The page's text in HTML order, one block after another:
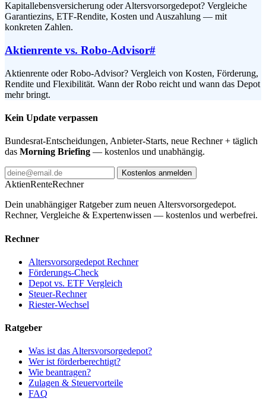
Kapitallebensversicherung oder Altersvorsorgedepot? Vergleiche
Garantiezins, ETF-Rendite, Kosten und Auszahlung — mit
konkreten Zahlen.
Aktienrente vs. Robo-Advisor#
Aktienrente oder Robo-Advisor? Vergleich von Kosten, Förderung,
Rendite und Flexibilität. Wann der Robo reicht und wann das Depot
mehr bringt.
Kein Update verpassen
Bundesrat-Entscheidungen, Anbieter-Starts, neue Rechner + täglich
das Morning Briefing — kostenlos und unabhängig.
Kostenlos anmelden
AktienRenteRechner
Dein unabhängiger Ratgeber zum neuen Altersvorsorgedepot.
Rechner, Vergleiche & Expertenwissen — kostenlos und werbefrei.
Rechner
Altersvorsorgedepot Rechner
Förderungs-Check
Depot vs. ETF Vergleich
Steuer-Rechner
Riester-Wechsel
Ratgeber
Was ist das Altersvorsorgedepot?
Wer ist förderberechtigt?
Wie beantragen?
Zulagen & Steuervorteile
FAQ